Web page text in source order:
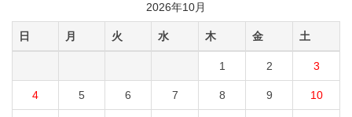
2026年10月
日 月 火 水 木 金 土
1 2 3
4 5 6 7 8 9 10